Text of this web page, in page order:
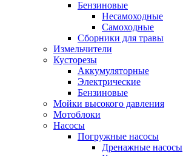
Бензиновые
Несамоходные
Самоходные
Сборники для травы
Измельчители
Кусторезы
Аккумуляторные
Электрические
Бензиновые
Мойки высокого давления
Мотоблоки
Насосы
Погружные насосы
Дренажные насосы